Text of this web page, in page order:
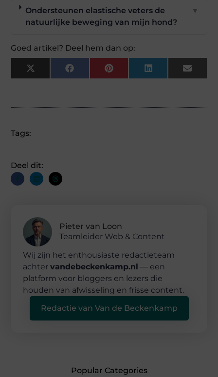
Ondersteunen elastische veters de
natuurlijke beweging van mijn hond?
▼
Goed artikel? Deel hem dan op:
X
(Twitter)
FacebookPinterestLinkedIn Email
Tags:
Deel dit:
Pieter van Loon
Teamleider Web & Content
Wij zijn het enthousiaste redactieteam
achtervandebeckenkamp.nl — een
platform voor bloggers en lezers die
houden van afwisseling en frisse content.
Redactie van Van de Beckenkamp
Popular Categories